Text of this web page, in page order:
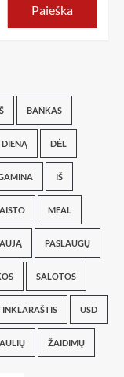
BANKAS
DIENĄ DĖL
IŠ
MEAL
PASLAUGŲ
SALOTOS
USD
ŽAIDIMŲ